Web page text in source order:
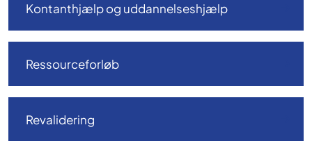
Kontanthjælp og uddannelseshjælp
Ressourceforløb
Revalidering